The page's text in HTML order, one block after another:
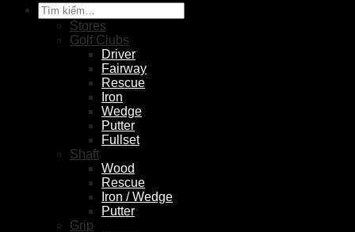
Tìm
kiếm: Stores
Golf Clubs
Driver
Fairway
Rescue
Iron
Wedge
Putter
Fullset
Shaft
Wood
Rescue
Iron / Wedge
Putter
Grip